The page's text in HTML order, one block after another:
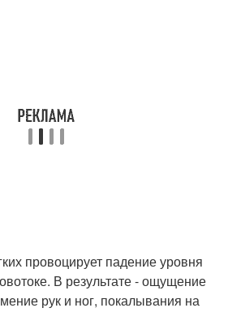
провоцирует падение уровня
В результате - ощущение
рук и ног, покалывания на